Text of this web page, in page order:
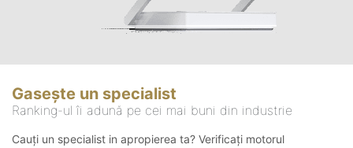
Gasește un specialist
Ranking-ul îi adună pe cei mai buni din industrie
Cauți un specialist in apropierea ta? Verificați motorul